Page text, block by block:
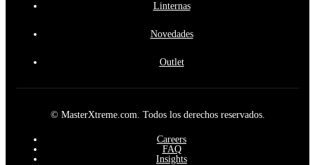
Linternas
Novedades
Outlet
© MasterXtreme.com. Todos los derechos reservados.
Careers
FAQ
Insights